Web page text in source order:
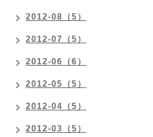
2012-08（5）
2012-07（5）
2012-06（6）
2012-05（5）
2012-04（5）
2012-03（5）